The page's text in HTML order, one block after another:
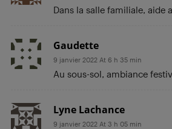
Dans la salle familiale, aide
Gaudette
9 janvier 2022 At 6 h 35 min
Au sous-sol, ambiance
Lyne Lachance
9 janvier 2022 At 3 h 05 min